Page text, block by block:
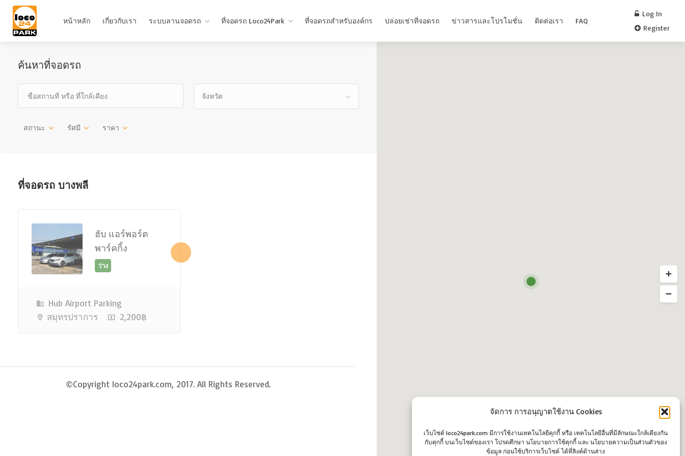
จัดการ การอนุญาตใช้งาน Cookies
เว็บไซต์ loco24park.com มีการใช้งานเทคโนโลยีคุกกี้ หรือ เทคโนโลยีอื่นที่มีลักษณะใกล้เคียงกัน
กับคุกกี้ บนเว็บไซต์ของเรา โปรดศึกษา นโยบายการใช้คุกกี้ และ นโยบายความเป็นส่วนตัวของ
ข้อมูล ก่อนใช้บริการเว็บไซต์ ได้ที่ลิงค์ด้านล่าง
หน้าหลัก เกี่ยวกับเรา ระบบลานจอดรถ ที่จอดรถ Loco24Park ที่จอดรถสำหรับองค์กร ปล่อยเช่าที่จอดรถ ข่าวสารและโปรโมชั่น ติดต่อเรา FAQ
Log In
Register
ค้นหาที่จอดรถ
จังหวัด
สถานะ รัศมี ราคา
ที่จอดรถ บางพลี
ฮับ แอร์พอร์ต
พาร์คกิ้ง
ว่าง
Hub Airport Parking
สมุทรปราการ
2,200฿
©Copyright loco24park.com, 2017. All Rights Reserved.